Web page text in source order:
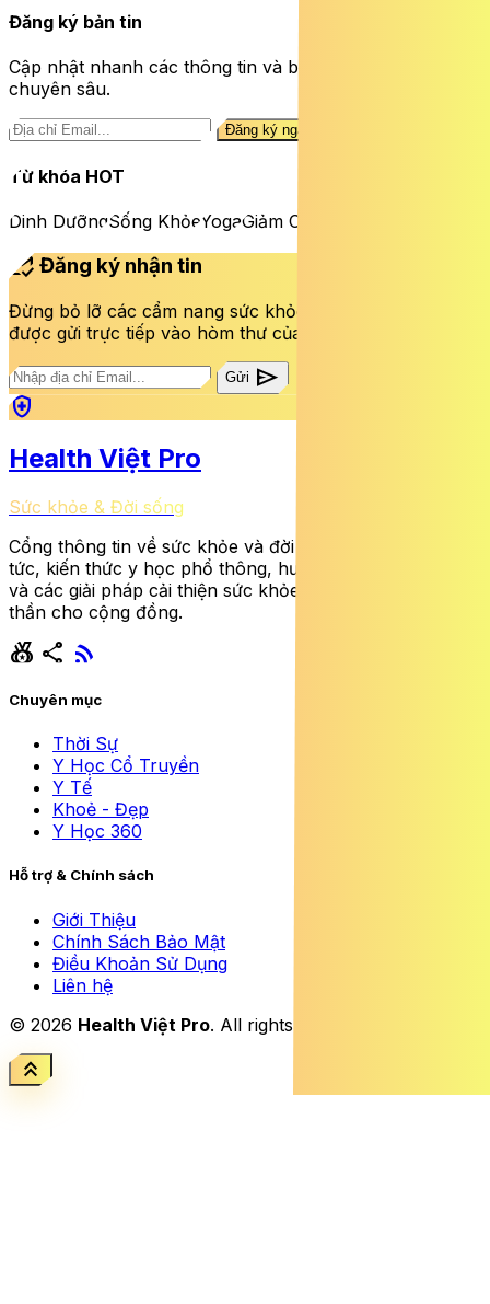
Đăng ký bản tin
Cập nhật nhanh các thông tin và bài viết sức khỏe
chuyên sâu.
Đăng ký ngay
Từ khóa HOT
Dinh DưỡngSống KhỏeYogaGiảm Cân
mark_email_read Đăng ký nhận tin
Đừng bỏ lỡ các cẩm nang sức khỏe và bài viết mới nhất
được gửi trực tiếp vào hòm thư của bạn mỗi tuần.
Gửi send
health_and_safety
Health Việt Pro
Sức khỏe & Đời sống
Cổng thông tin về sức khỏe và đời sống cung cấp tin
tức, kiến thức y học phổ thông, hướng dẫn dinh dưỡng
và các giải pháp cải thiện sức khỏe thể chất lẫn tinh
thần cho cộng đồng.
social_leaderboard share rss_feed
Chuyên mục
Thời Sự
Y Học Cổ Truyền
Y Tế
Khoẻ - Đẹp
Y Học 360
Hỗ trợ & Chính sách
Giới Thiệu
Chính Sách Bảo Mật
Điều Khoản Sử Dụng
Liên hệ
© 2026 Health Việt Pro. All rights reserved.
keyboard_double_arrow_up